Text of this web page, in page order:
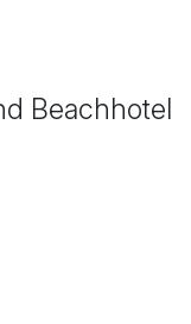
Beachhotel
/ Tag